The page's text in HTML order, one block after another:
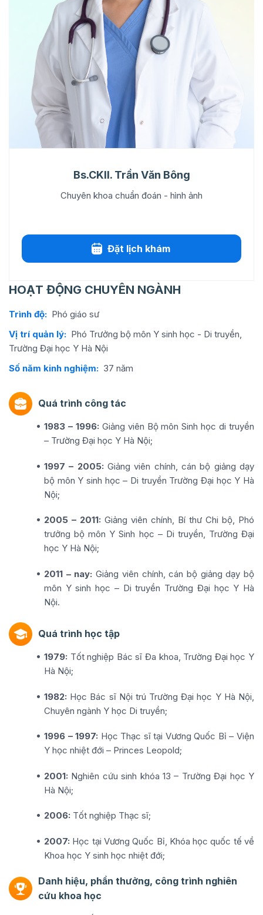
Bs.CKII. Trần Văn Bông
Chuyên khoa chuẩn đoán - hình ảnh
Đặt lịch khám
HOẠT ĐỘNG CHUYÊN NGÀNH
Trình độ: Phó giáo sư
Vị trí quản lý: Phó Trưởng bộ môn Y sinh học - Di truyền,
Trường Đại học Y Hà Nội
Số năm kinh nghiệm: 37 năm
Quá trình công tác
1983 – 1996: Giảng viên Bộ môn Sinh học di truyền
– Trường Đại học Y Hà Nội;
1997 – 2005: Giảng viên chính, cán bộ giảng dạy
bộ môn Y sinh học – Di truyền Trường Đại học Y Hà
Nội;
2005 – 2011: Giảng viên chính, Bí thư Chi bộ, Phó
trưởng bộ môn Y Sinh học – Di truyền, Trường Đại
học Y Hà Nội;
2011 – nay:Giảng viên chính, cán bộ giảng dạy bộ
môn Y sinh học – Di truyền Trường Đại học Y Hà
Nội.
Quá trình học tập
1979: Tốt nghiệp Bác sĩ Đa khoa, Trường Đại học Y
Hà Nội;
1982: Học Bác sĩ Nội trú Trường Đại học Y Hà Nội,
Chuyên ngành Y học Di truyền;
1996 – 1997: Học Thạc sĩ tại Vương Quốc Bỉ – Viện
Y học nhiệt đới – Princes Leopold;
2001: Nghiên cứu sinh khóa 13 – Trường Đại học Y
Hà Nội;
2006: Tốt nghiệp Thạc sĩ;
2007: Học tại Vương Quốc Bỉ, Khóa học quốc tế về
Khoa học Y sinh học nhiệt đới;
Danh hiệu, phần thưởng, công trình nghiên
cứu khoa học